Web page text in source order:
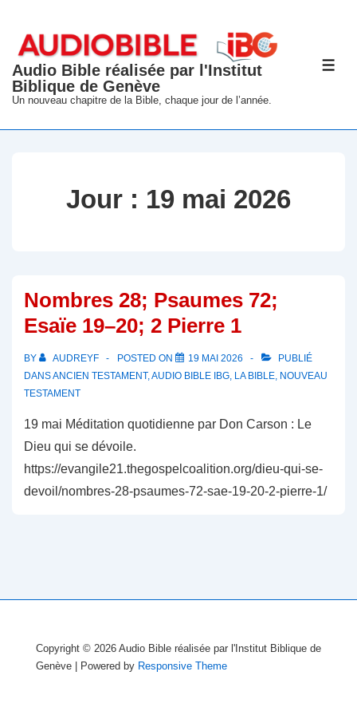
passer
contenu
principal
Audio Bible réalisée par l'Institut
Biblique de Genève
Un nouveau chapitre de la Bible, chaque jour de l’année.
Jour : 19 mai 2026
Nombres 28; Psaumes 72;
Esaïe 19–20; 2 Pierre 1
BY AUDREYF POSTED ON 19 MAI 2026
PUBLIÉ
DANSANCIEN TESTAMENT,AUDIO BIBLE IBG, LA BIBLE, NOUVEAU
TESTAMENT
19 mai Méditation quotidienne par Don Carson : Le
Dieu qui se dévoile.
https://evangile21.thegospelcoalition.org/dieu-qui-se-
devoil/nombres-28-psaumes-72-sae-19-20-2-pierre-1/
Copyright © 2026 Audio Bible réalisée par l'Institut Biblique de
Genève
| Powered by Responsive Theme